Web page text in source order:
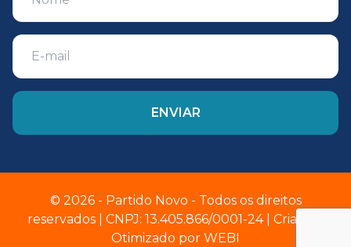
© 2026 - Partido Novo - Todos os direitos
reservados | CNPJ: 13.405.866/0001-24 | Criado e
Otimizado por WEBI